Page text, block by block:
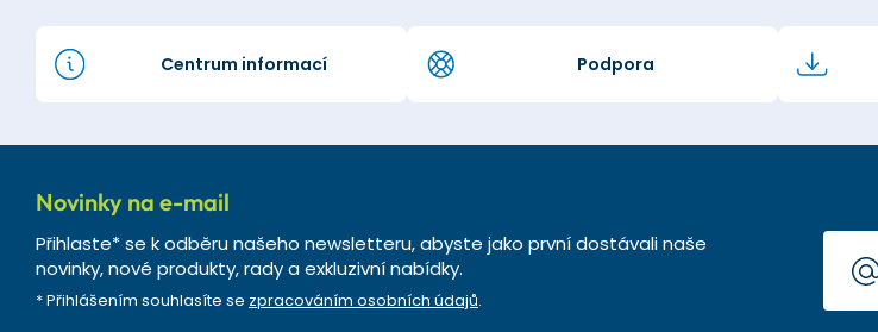
Centrum informací Podpora
Novinky na e-mail
Přihlaste* se k odběru našeho newsletteru, abyste jako první dostávali naše
novinky, nové produkty, rady a exkluzivní nabídky.
* Přihlášením souhlasíte se zpracováním osobních údajů.